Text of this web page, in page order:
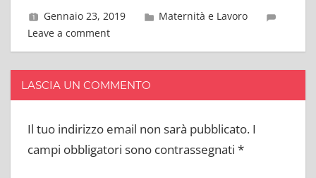
Gennaio 23, 2019 primavoltamamma
Maternità e Lavoro
Leave a comment
LASCIA UN COMMENTO
Il tuo indirizzo email non sarà pubblicato. I
campi obbligatori sono contrassegnati *